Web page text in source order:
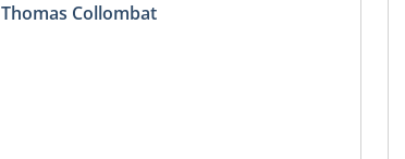
Thomas Collombat